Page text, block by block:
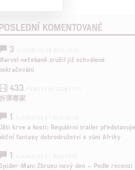
KOMENTOVANÉ
3
nečekaně zrušil již schválené
433
彈專家
1
krve a kostí: Regulérní trailer představuje
fantasy dobrodružství s vůní Afriky
1
Man: Zbrusu nový den – Podle recenzí

chyb,